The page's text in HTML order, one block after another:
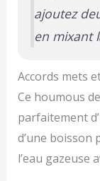
ajoutez
en mixant
Accords mets
Ce houmous
parfaitement
d’une boisson
l’eau gazeuse